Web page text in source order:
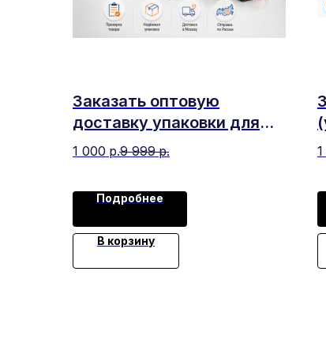
Заказать оптовую
доставку упаковки для
косметики из Китая
1 000 р.9 999 р.
Подробнее
В корзину